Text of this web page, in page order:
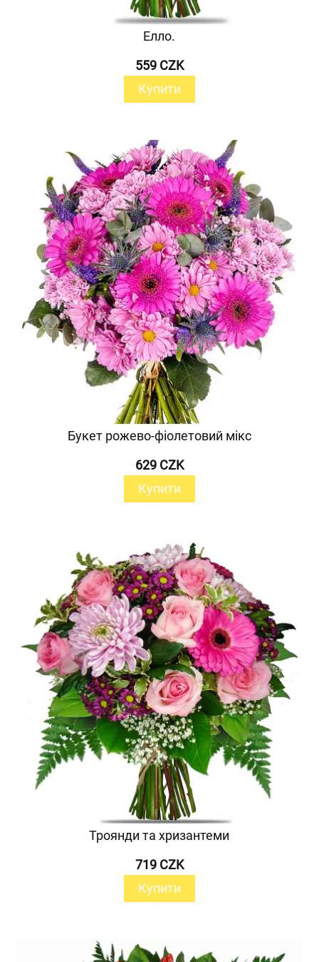
Елло.
559 CZK
Купити
Букет рожево-фіолетовий мікс
629 CZK
Купити
Троянди та хризантеми
719 CZK
Купити